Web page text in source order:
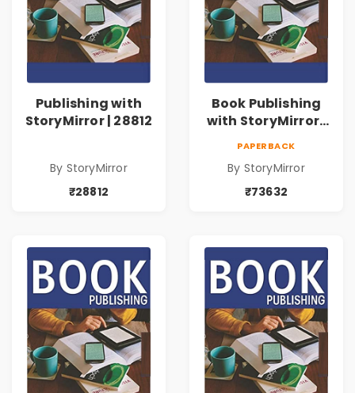
Publishing with
StoryMirror | 28812
By StoryMirror
₹28812
Book Publishing
with StoryMirror |
PAPERBACK
By StoryMirror
₹73632